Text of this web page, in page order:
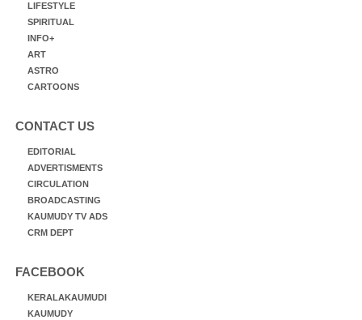
LIFESTYLE
SPIRITUAL
INFO+
ART
ASTRO
CARTOONS
CONTACT US
EDITORIAL
ADVERTISMENTS
CIRCULATION
BROADCASTING
KAUMUDY TV ADS
CRM DEPT
FACEBOOK
KERALAKAUMUDI
KAUMUDY